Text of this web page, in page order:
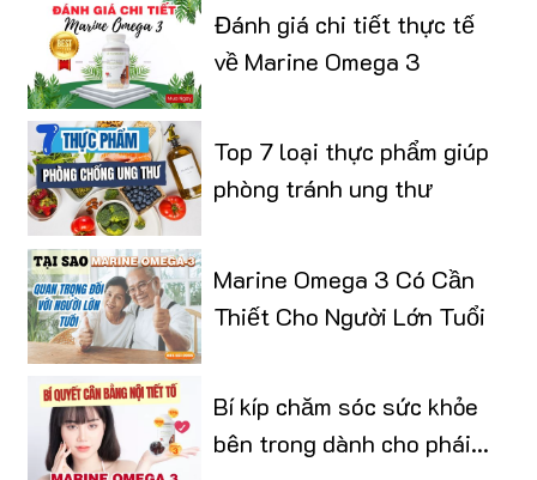
Đánh giá chi tiết thực tế
về Marine Omega 3
Top 7 loại thực phẩm giúp
phòng tránh ung thư
Marine Omega 3 Có Cần
Thiết Cho Người Lớn Tuổi
Bí kíp chăm sóc sức khỏe
bên trong dành cho phái